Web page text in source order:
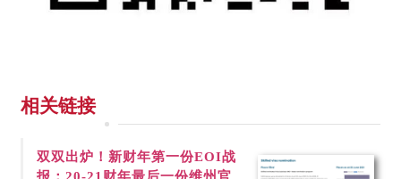
相关链接
双双出炉！新财年第一份EOI战
报；20-21财年最后一份维州官